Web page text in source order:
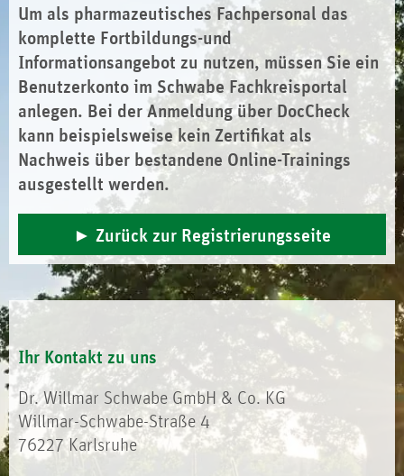
Um als pharmazeutisches Fachpersonal das
komplette Fortbildungs-und
Informationsangebot zu nutzen, müssen Sie ein
Benutzerkonto im Schwabe Fachkreisportal
anlegen. Bei der Anmeldung über DocCheck
kann beispielsweise kein Zertifikat als
Nachweis über bestandene Online-Trainings
ausgestellt werden.
Zurück zur Registrierungsseite
Ihr Kontakt zu uns
Dr. Willmar Schwabe GmbH & Co. KG
Willmar-Schwabe-Straße 4
76227 Karlsruhe